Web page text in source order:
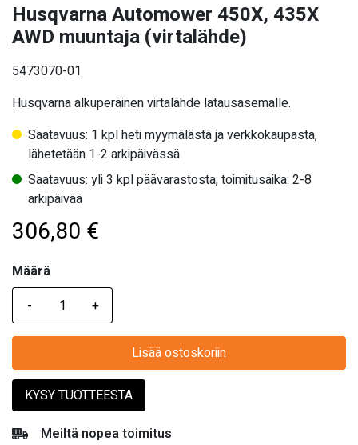
Husqvarna Automower 450X, 435X
AWD muuntaja (virtalähde)
5473070-01
Husqvarna alkuperäinen virtalähde latausasemalle.
Saatavuus: 1 kpl heti myymälästä ja verkkokaupasta,
lähetetään 1-2 arkipäivässä
Saatavuus: yli 3 kpl päävarastosta, toimitusaika: 2-8
arkipäivää
306,80 €
Määrä
Määrä
Lisää ostoskoriin
KYSY TUOTTEESTA
Meiltä nopea toimitus